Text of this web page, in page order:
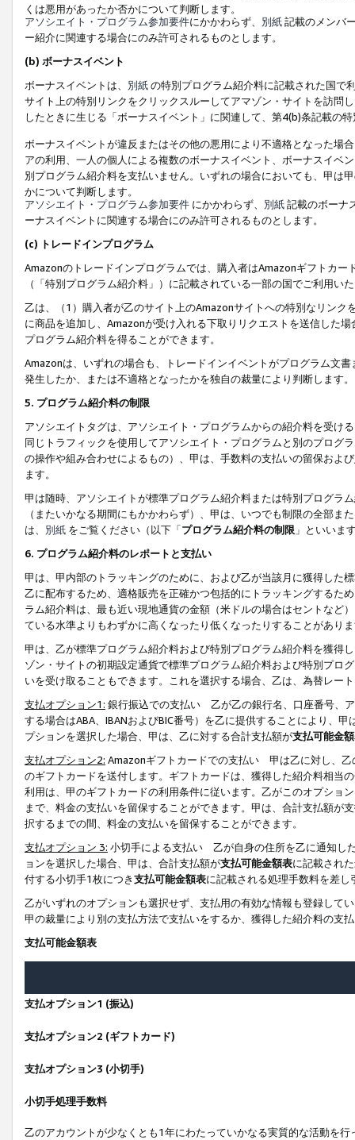
くは悪用があったか否かについて判断します。
アソシエイト・プログラム参加要件にかかわらず、 別紙記載のメンバ
ー紹介に関連する場合にのみ許可されるものとします。
(b) ボーナスイベント
ボーナスイベントは、 別紙の特別プログラム紹介料に記載された国で
サイト上の特別リンクをクリックスルーしてアマゾン・サイトを訪問
したときに生じる「ボーナスイベント」に関連して、第4(b)条記載の
ボーナスイベントが違反またはその他の悪用により不適格となった場
アの利用、一人の個人による複数のボーナスイベント、ボーナスイベ
別プログラム紹介料を支払いません。いずれの場合においても、甲は
かについて判断します。
アソシエイト・プログラム参加要件 にかかわらず、 別紙記載のボーナ
ーナスイベントに関連する場合にのみ許可されるものとします。
(c) トレードインプログラム
Amazonのトレードインプログラムでは、購入者はAmazonギフトカ
（「特別プログラム紹介料」）に記載されている一部の国でご利用い
乙は、（1）購入者が乙のサイト上のAmazonサイトへの特別なリン
に商品を追加し、Amazonが受け入れる下取りリクエストを送信した
プログラム紹介料を得ることができます。
Amazonは、いずれの場合も、トレードインイベントがプログラム文
発生したか、または不適格となったかを独自の裁量により判断します。
5. プログラム紹介料の制限
アソシエイトタグは、アソシエイト・プログラムからの紹介料を受け
同じトラフィックを使用してアソシエイト・プログラムと別のプログ
の操作や組み合わせによるもの）、甲は、手数料の支払いの留保およ
ます。
甲は随時、アソシエイトが標準プログラム紹介料または特別プログラ
（またいかなる期間にもかかわらず）、甲は、いつでも制限の全部
は、 別紙 をご覧ください（以下「プログラム紹介料の制限 」といいま
6. プログラム紹介料のレポートと支払い
甲は、甲内部のトラッキングのために、および乙が当該月に獲得した
乙に配布するため、適格販売を正確かつ包括的にトラッキングするた
ラム紹介料は、最も近い現地通貨の金額（米ドルの場合はセントなど
ている水準よりもわずかに高くなったり低くなったりすることがあり
甲は、乙が標準プログラム紹介料および特別プログラム紹介料を獲得
ゾン・サイトの初期設定通貨で標準プログラム紹介料および特別プロ
いを受け取ることもできます。これを選択する場合、乙は、為替レー
支払オプション1: 銀行振込での支払い 乙が乙の銀行名、口座番号、
する場合はABA、IBANおよびBIC番号）を乙に提供することにより、
プションを選択した場合、甲は、乙に対する合計支払額が支払可能金
支払オプション2: Amazonギフトカードでの支払い 甲は乙に対し、乙
のギフトカードを送付します。ギフトカードは、獲得した紹介料相当
利用は、甲のギフトカードの利用条件に従います。乙がこのオプショ
まで、料金の支払いを留保することができます。甲は、合計支払額が
択するまでの間、料金の支払いを留保することができます。
支払オプション 3: 小切手による支払い 乙が自身の住所を乙に通知し
ョンを選択した場合、甲は、合計支払額が支払可能金額表に記載され
付する小切手1枚につき支払可能金額表に記載される処理手数料を差し
乙がいずれのオプションも選択せず、支払用の有効な情報も登録して
甲の裁量により別の支払方法で支払いをするか、獲得した紹介料の支
支払可能金額表
支払オプション1 (振込)
支払オプション2 (ギフトカード)
支払オプション3 (小切手)
小切手処理手数料
乙のアカウントが少なくとも1年にわたっていかなる実質的な活動を